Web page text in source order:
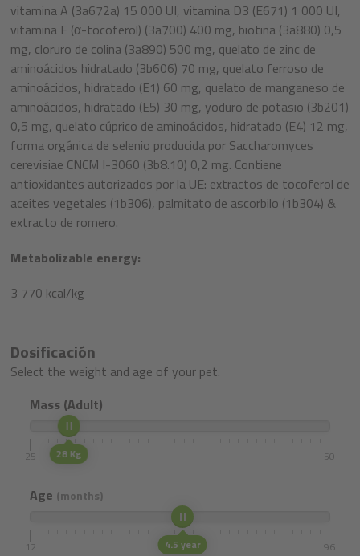
vitamina A (3a672a) 15 000 UI, vitamina D3 (E671) 1 000 UI,
vitamina E (α-tocoferol) (3a700) 400 mg, biotina (3a880) 0,5
mg, cloruro de colina (3a890) 500 mg, quelato de zinc de
aminoácidos hidratado (3b606) 70 mg, quelato ferroso de
aminoácidos, hidratado (E1) 60 mg, quelato de manganeso de
aminoácidos, hidratado (E5) 30 mg, yoduro de potasio (3b201)
0,5 mg, quelato cúprico de aminoácidos, hidratado (E4) 12 mg,
forma orgánica de selenio producida por Saccharomyces
cerevisiae CNCM I-3060 (3b8.10) 0,2 mg. Contiene
antioxidantes autorizados por la UE: extractos de tocoferol de
aceites vegetales (1b306), palmitato de ascorbilo (1b304) &
extracto de romero.
Metabolizable energy:
3 770 kcal/kg
Dosificación
Select the weight and age of your pet.
Mass (Adult)
28 Kg
25 50
Age (months)
4.5 year
12 96